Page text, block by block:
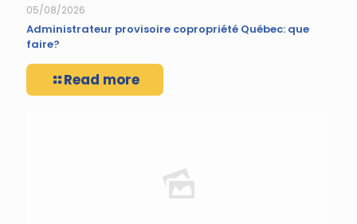
05/08/2026
Administrateur provisoire copropriété Québec: que
faire?
Read more